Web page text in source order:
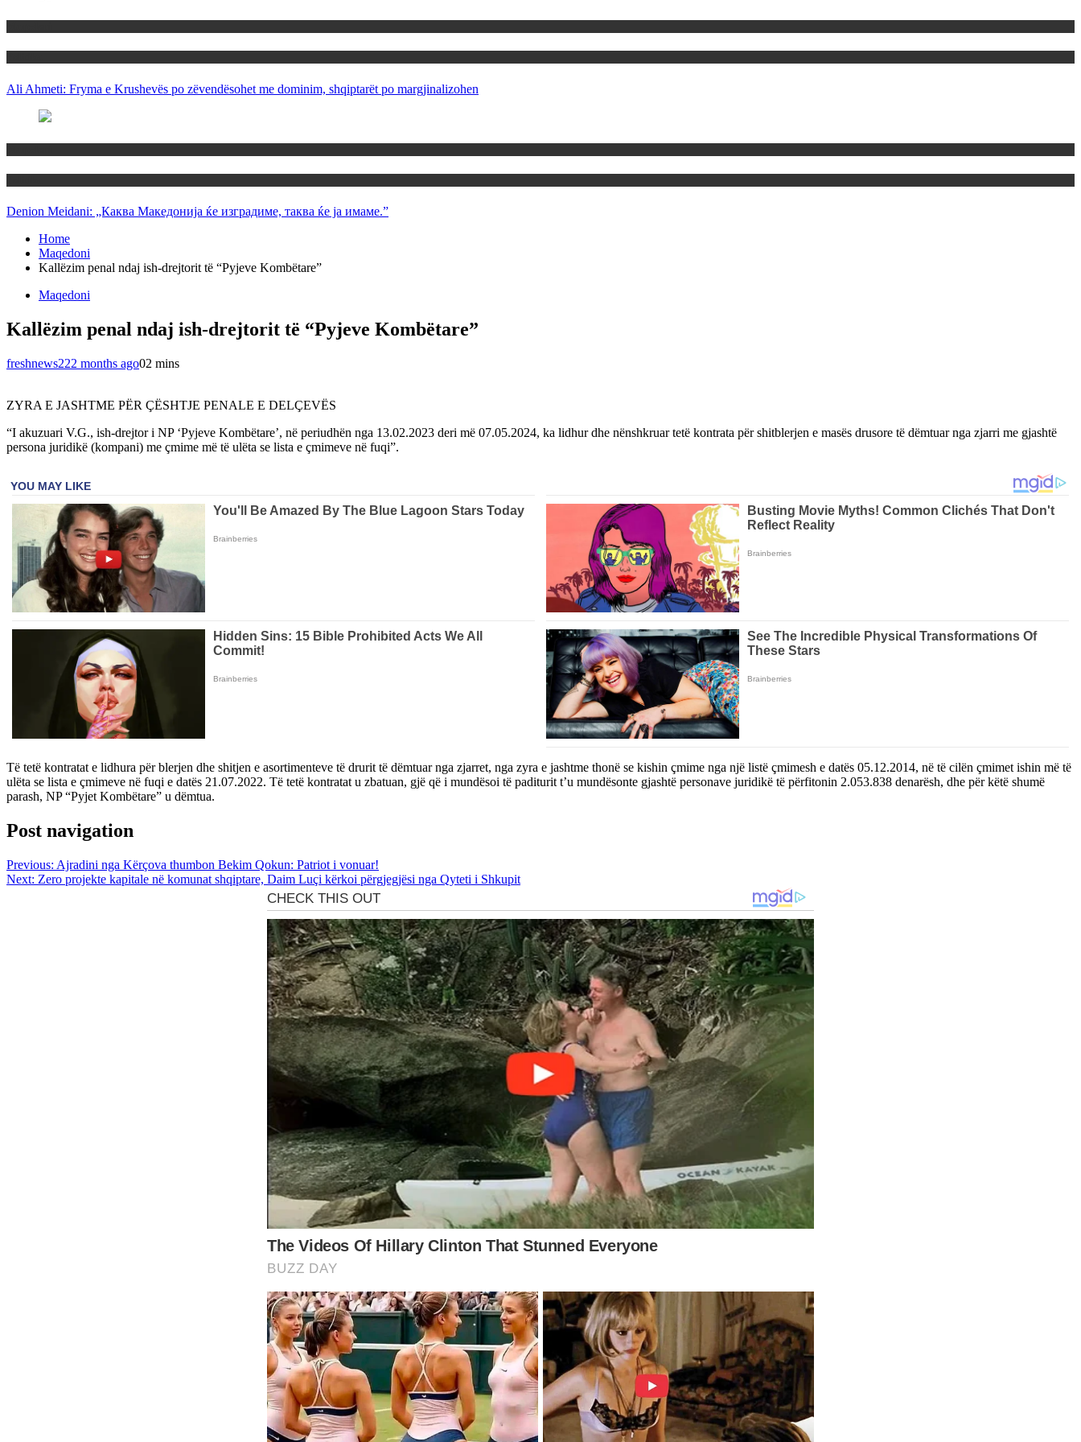
Ali Ahmeti: Fryma e Krushevës po zëvendësohet me dominim, shqiptarët po margjinalizohen
Denion Meidani: „Каква Македонија ќе изградиме, таква ќе ја имаме.”
Home
Maqedoni
Kallëzim penal ndaj ish-drejtorit të “Pyjeve Kombëtare”
Maqedoni
Kallëzim penal ndaj ish-drejtorit të “Pyjeve Kombëtare”
freshnews222 months ago02 mins
ZYRA E JASHTME PËR ÇËSHTJE PENALE E DELÇEVËS
“I akuzuari V.G., ish-drejtor i NP ‘Pyjeve Kombëtare’, në periudhën nga 13.02.2023 deri më 07.05.2024, ka lidhur dhe nënshkruar tetë kontrata për shitblerjen e masës drusore të dëmtuar nga zjarri me gjashtë
persona juridikë (kompani) me çmime më të ulëta se lista e çmimeve në fuqi”.
Të tetë kontratat e lidhura për blerjen dhe shitjen e asortimenteve të drurit të dëmtuar nga zjarret, nga zyra e jashtme thonë se kishin çmime nga një listë çmimesh e datës 05.12.2014, në të cilën çmimet ishin më të
ulëta se lista e çmimeve në fuqi e datës 21.07.2022. Të tetë kontratat u zbatuan, gjë që i mundësoi të paditurit t’u mundësonte gjashtë personave juridikë të përfitonin 2.053.838 denarësh, dhe për këtë shumë
parash, NP “Pyjet Kombëtare” u dëmtua.
Post navigation
Previous: Ajradini nga Kërçova thumbon Bekim Qokun: Patriot i vonuar!
Next: Zero projekte kapitale në komunat shqiptare, Daim Luçi kërkoi përgjegjësi nga Qyteti i Shkupit